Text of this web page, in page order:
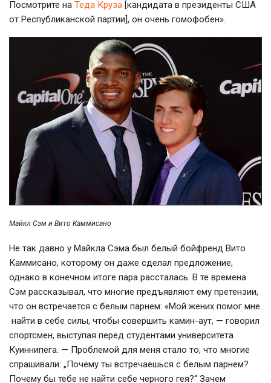
Посмотрите на Теда Круза [кандидата в президенты США
от Республиканской партии], он очень гомофобен».
Майкл Сэм и Вито Каммисано
Не так давно у Майкла Сэма был белый бойфренд Вито
Каммисано, которому он даже сделал предложение,
однако в конечном итоге пара рассталась. В те времена
Сэм рассказывал, что многие предъявляют ему претензии,
что он встречается с белым парнем: «Мой жених помог мне
найти в себе силы, чтобы совершить камин-аут, — говорил
спортсмен, выступая перед студентами университета
Куиннипега. — Проблемой для меня стало то, что многие
спрашивали: „Почему ты встречаешься с белым парнем?
Почему бы тебе не найти себе черного гея?“ Зачем